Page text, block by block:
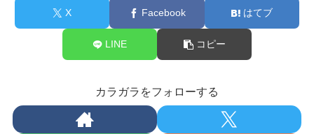
X Facebook はてブ
LINE コピー
カラガラをフォローする